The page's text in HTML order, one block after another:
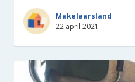
Makelaarsland
22 april 2021